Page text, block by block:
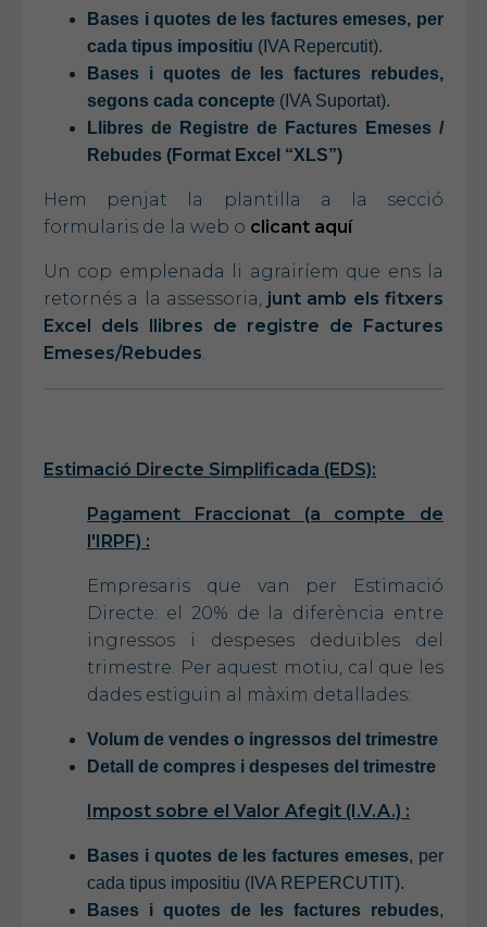
Bases i quotes de les factures emeses, per
cada tipus impositiu (IVA Repercutit).
Bases i quotes de les factures rebudes,
segons cada concepte (IVA Suportat).
Llibres de Registre de Factures Emeses /
Rebudes (Format Excel “XLS”)
Hem penjat la plantilla a la secció
formularis de la web o clicant aquí
Un cop emplenada li agrairíem que ens la
retornés a la assessoria,junt amb els fitxers
Excel dels llibres de registre de Factures
Emeses/Rebudes.
Estimació Directe Simplificada (EDS):
Pagament Fraccionat (a compte de
l'IRPF) :
Empresaris que van per Estimació
Directe: el 20% de la diferència entre
ingressos i despeses deduïbles del
trimestre. Per aquest motiu, cal que les
dades estiguin al màxim detallades:
Volum de vendes o ingressos del trimestre
Detall de compres i despeses del trimestre
Impost sobre el Valor Afegit (I.V.A.) :
Bases i quotes de les factures emeses, per
cada tipus impositiu (IVA REPERCUTIT).
Bases i quotes de les factures rebudes,